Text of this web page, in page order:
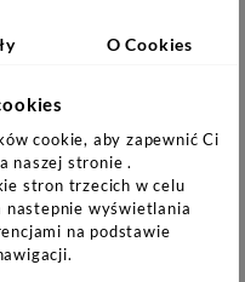
O Cookies
cookie, aby zapewnić Ci
naszej stronie .
stron trzecich w celu
nastepnie wyświetlania
na podstawie